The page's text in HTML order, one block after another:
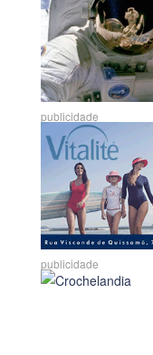
publicidade
publicidade